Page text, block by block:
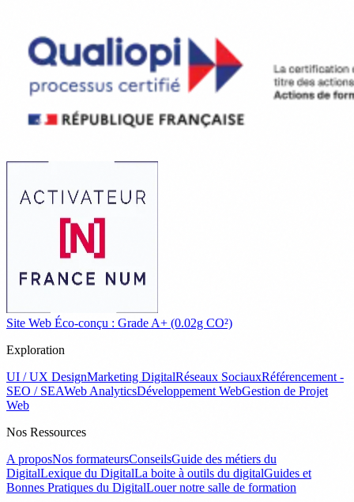
Site Web Éco-conçu : Grade A+ (0.02g CO²)
Exploration
UI / UX DesignMarketing DigitalRéseaux SociauxRéférencement -
SEO / SEAWeb AnalyticsDéveloppement WebGestion de Projet
Web
Nos Ressources
A proposNos formateursConseilsGuide des métiers du
DigitalLexique du DigitalLa boite à outils du digitalGuides et
Bonnes Pratiques du DigitalLouer notre salle de formation